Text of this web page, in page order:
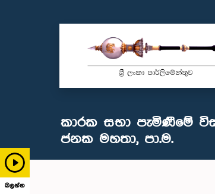
බලන්න
කාරක සභා පැමිණීමේ
ජනක මහතා, පා.ම.